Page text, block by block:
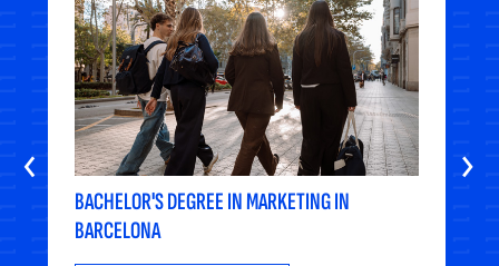
BACHELOR'S DEGREE IN MARKETING IN
BARCELONA
‹ ›